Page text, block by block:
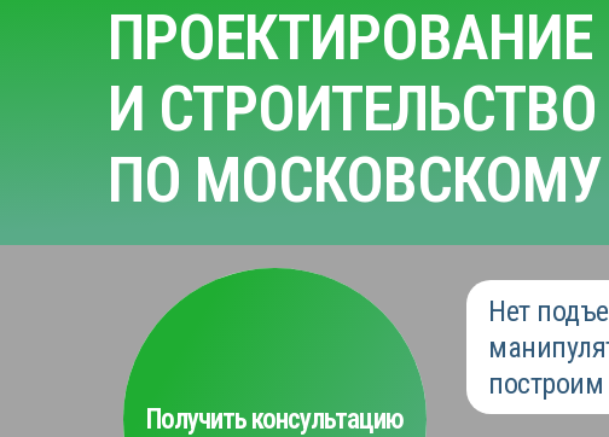
ПРОЕКТИРОВАНИЕ
И
ПО МОСКОВСКОМУ
Получить консультацию
Нет